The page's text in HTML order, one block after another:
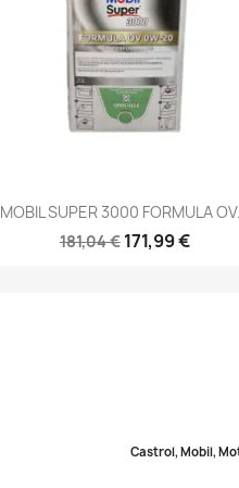
Kiirvaade
MOBIL SUPER 3000 FORMULA
181,04 € 171,99 €
Castrol, Mobil,